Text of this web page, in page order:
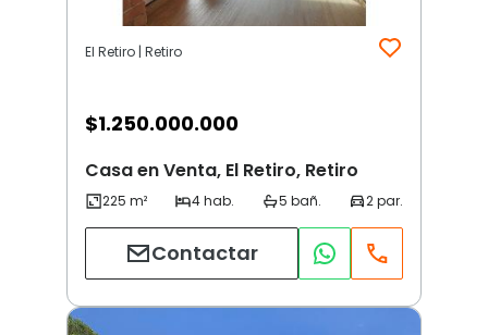
El Retiro | Retiro
$1.250.000.000
Casa en Venta, El Retiro, Retiro
Contactar